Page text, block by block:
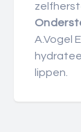
A.Vogel
lippen.